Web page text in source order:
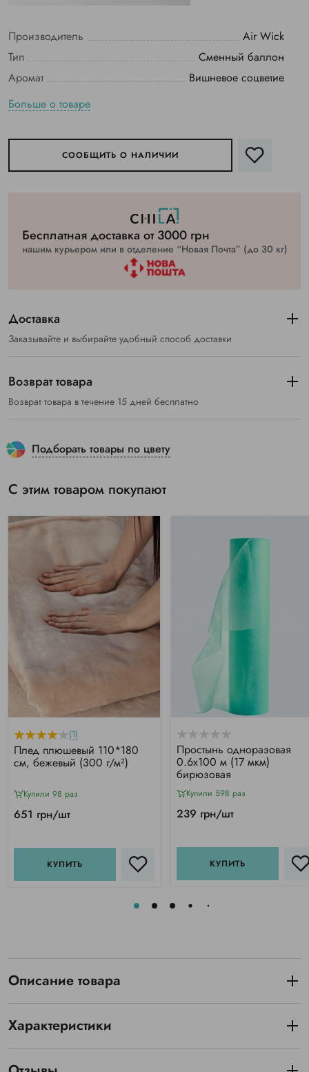
Производитель
Air Wick
Тип
Сменный баллон
Аромат
Вишневое соцветие
Больше о товаре
СООБЩИТЬ О НАЛИЧИИ
Бесплатная доставка от 3000 грн
нашим курьером или в отделение “Новая Почта” (до 30 кг)
Доставка
Заказывайте и выбирайте удобный способ доставки
Возврат товара
Возврат товара в течение 15 дней бесплатно
Подборать товары по цвету
С этим товаром покупают
(1)
Плед плюшевый 110*180
см, бежевый (300 г/м²)
Купили 98 раз
651 грн/шт
КУПИТЬ
Простынь одноразовая
0.6х100 м (17 мкм)
бирюзовая
Купили 598 раз
239 грн/шт
КУПИТЬ
Описание товара
Характеристики